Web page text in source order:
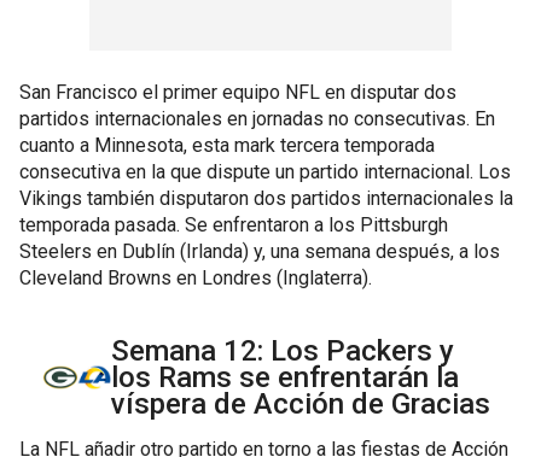
San Francisco el primer equipo NFL en disputar dos
partidos internacionales en jornadas no consecutivas. En
cuanto a Minnesota, esta mark tercera temporada
consecutiva en la que dispute un partido internacional. Los
Vikings también disputaron dos partidos internacionales la
temporada pasada. Se enfrentaron a los Pittsburgh
Steelers en Dublín (Irlanda) y, una semana después, a los
Cleveland Browns en Londres (Inglaterra).
Semana 12: Los Packers y
los Rams se enfrentarán la
víspera de Acción de Gracias
La NFL añadir otro partido en torno a las fiestas de Acción